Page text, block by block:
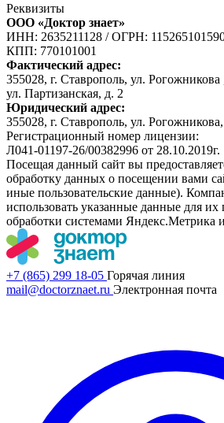
Реквизиты
ООО «Доктор знает»
ИНН: 2635211128 /ОГРН:
КПП: 770101001
Фактический адрес:
355028, г. Ставрополь, ул. Рогожникова
ул. Партизанская, д. 2
Юридический адрес:
355028, г. Ставрополь, ул.
Регистрационный номер лицензии:
Л041-01197-26/00382996 от 28.10.2019г.
Посещая данный сайт вы
обработку данных о посещении вами
иные пользовательские данные).
использовать указанные данные для
обработки системами Яндекс.Метрика
+7 (865) 299 18-05 Горячая линия
mail@doctorznaet.ru Электронная почта